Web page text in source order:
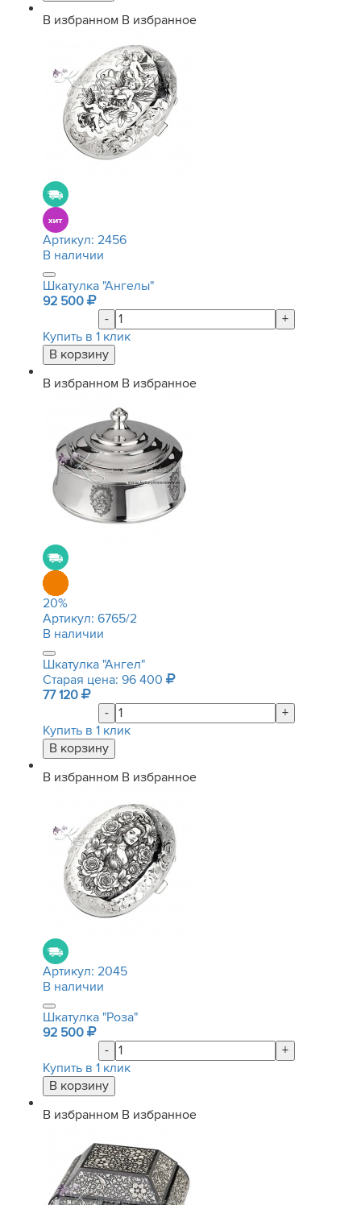
В избранном В избранное
Артикул: 2456
В наличии
Шкатулка "Ангелы"
92 500
-
+
Купить в 1 клик
В избранном В избранное
20%
Артикул: 6765/2
В наличии
Шкатулка "Ангел"
Старая цена: 96 400
77 120
-
+
Купить в 1 клик
В избранном В избранное
Артикул: 2045
В наличии
Шкатулка "Роза"
92 500
-
+
Купить в 1 клик
В избранном В избранное